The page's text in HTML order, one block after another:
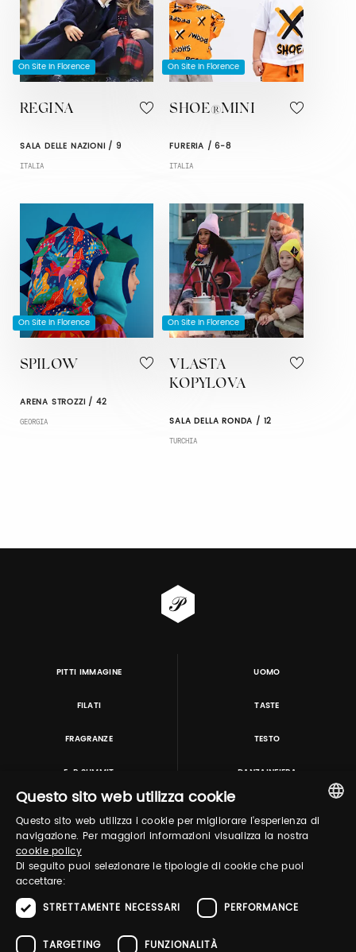
On Site In Florence
REGINA
SALA DELLE NAZIONI / 9
ITALIA
On Site In Florence
SHOE®MINI
FURERIA / 6-8
ITALIA
On Site In Florence
SPILOW
ARENA STROZZI / 42
GEORGIA
On Site In Florence
VLASTA
KOPYLOVA
SALA DELLA RONDA / 12
TURCHIA
PITTI IMMAGINE UOMO
FILATI TASTE
FRAGRANZE TESTO
E-P SUMMIT DANZAINFIERA
TUTORING & CONSULTING
ITALIAN
Questo sito web utilizza cookie
Questo sito web utilizza i cookie per migliorare l'esperienza di
navigazione. Per maggiori informazioni visualizza la nostra
cookie policy
Di seguito puoi selezionare le tipologie di cookie che puoi
accettare:
STRETTAMENTE NECESSARI
PERFORMANCE
TARGETING FUNZIONALITÀ